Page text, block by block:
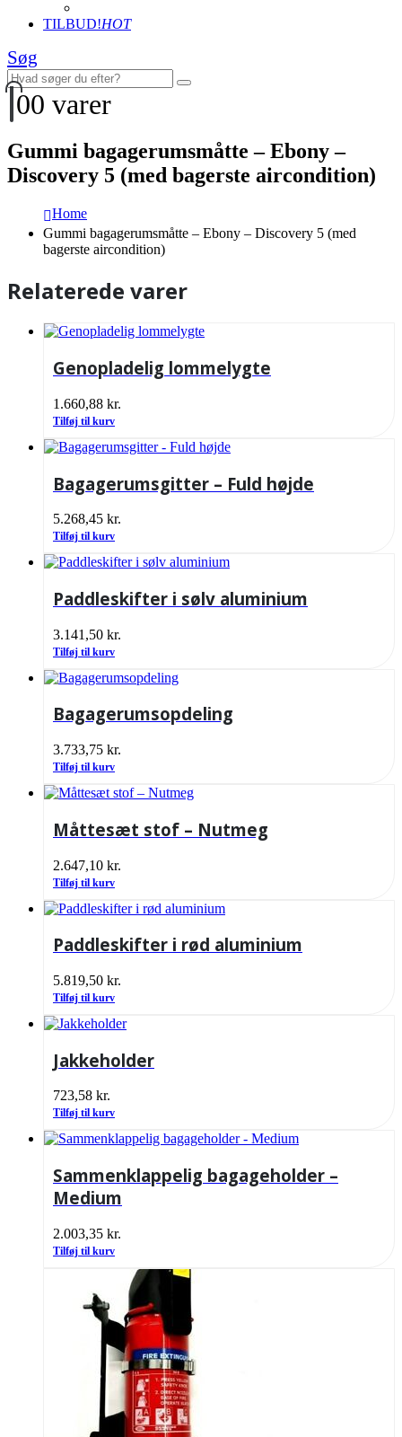
TILBUD!HOT
Søg
00 varer
Gummi bagagerumsmåtte – Ebony –
Discovery 5 (med bagerste aircondition)
Home
Gummi bagagerumsmåtte – Ebony – Discovery 5 (med
bagerste aircondition)
Relaterede varer
Genopladelig lommelygte
1.660,88 kr.
Tilføj til kurv
Bagagerumsgitter – Fuld højde
5.268,45 kr.
Tilføj til kurv
Paddleskifter i sølv aluminium
3.141,50 kr.
Tilføj til kurv
Bagagerumsopdeling
3.733,75 kr.
Tilføj til kurv
Måttesæt stof – Nutmeg
2.647,10 kr.
Tilføj til kurv
Paddleskifter i rød aluminium
5.819,50 kr.
Tilføj til kurv
Jakkeholder
723,58 kr.
Tilføj til kurv
Sammenklappelig bagageholder –
Medium
2.003,35 kr.
Tilføj til kurv